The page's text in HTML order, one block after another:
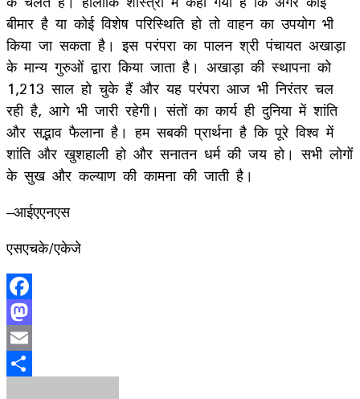
बीमार है या कोई विशेष परिस्थिति हो तो वाहन का उपयोग भी
किया जा सकता है। इस परंपरा का पालन श्री पंचायत अखाड़ा
के मान्य गुरुओं द्वारा किया जाता है। अखाड़ा की स्थापना को
1,213 साल हो चुके हैं और यह परंपरा आज भी निरंतर चल
रही है, आगे भी जारी रहेगी। संतों का कार्य ही दुनिया में शांति
और सद्भाव फैलाना है। हम सबकी प्रार्थना है कि पूरे विश्व में
शांति और खुशहाली हो और सनातन धर्म की जय हो। सभी लोगों
के सुख और कल्याण की कामना की जाती है।
–आईएएनएस
एसएचके/एकेजे
Facebook
Mastodon
Email